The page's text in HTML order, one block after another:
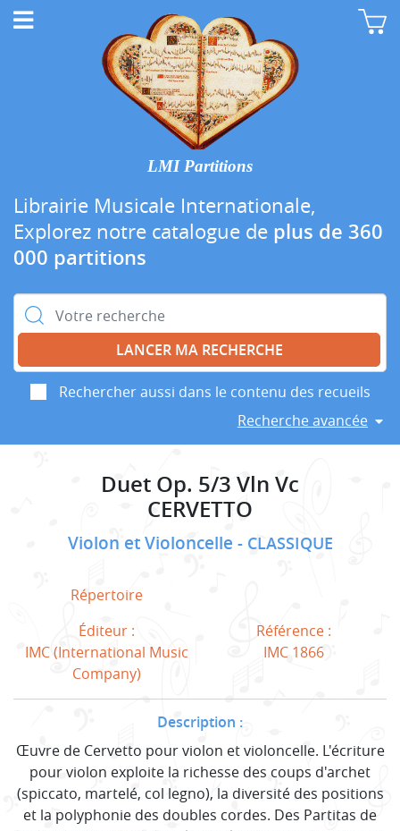
LMI Partitions
Librairie Musicale Internationale,
Explorez notre catalogue de plus de 360
000 partitions
Rechercher :
Rechercher aussi dans le contenu des recueils
Recherche avancée
Duet Op. 5/3 Vln Vc
CERVETTO
Violon et Violoncelle CLASSIQUE
Répertoire
Éditeur :
IMC (International Music
Company)
Référence :
IMC 1866
Description :
Œuvre de Cervetto pour violon et violoncelle. L'écriture
pour violon exploite la richesse des coups d'archet
(spiccato, martelé, col legno), la diversité des positions
et la polyphonie des doubles cordes. Des Partitas de